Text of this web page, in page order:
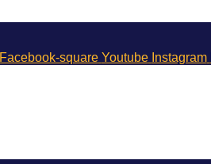
Facebook-square Youtube Instagram